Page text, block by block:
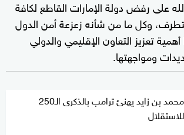
على رفض دولة الإمارات القاطع لكافة
وكل ما من شأنه زعزعة أمن الدول
تعزيز التعاون الإقليمي والدولي
ومواجهتها.
محمد بن زايد يهنئ ترامب بالذكرى الـ250
للاستقلال